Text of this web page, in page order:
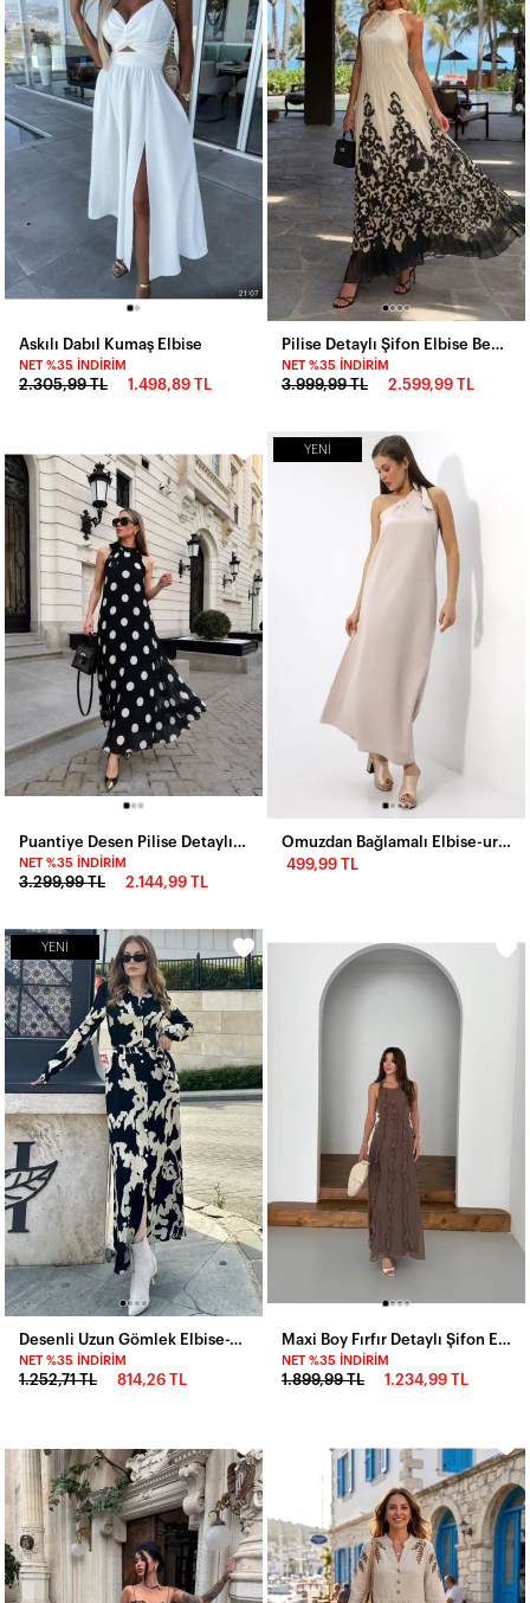
Askılı Dabıl Kumaş Elbise
NET %35 İNDIRIM
2.305,99 TL 1.498,89 TL
NET %35 İNDIRIM
3.999,99 TL 2.599,99 TL
NET %35 İNDIRIM
3.299,99 TL 2.144,99 TL
YENI
499,99 TL
YENI
NET %35 İNDIRIM
1.252,71 TL 814,26 TL
NET %35 İNDIRIM
1.899,99 TL 1.234,99 TL